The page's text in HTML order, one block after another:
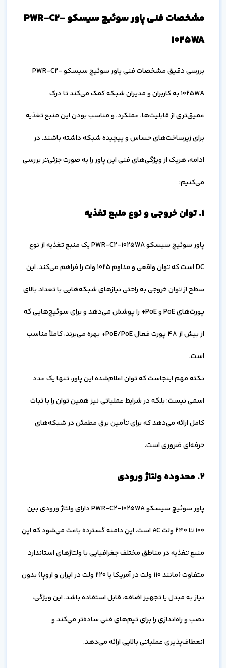
مشخصات فنی پاور سوئیچ سیسکو PWR-C2-
1025WA
بررسی دقیق مشخصات فنی پاور سوئیچ سیسکو PWR-C2-
1025WA به کاربران و مدیران شبکه کمک می‌کند تا درک
عمیق‌تری از قابلیت‌ها، عملکرد، و مناسب‌ بودن این منبع تغذیه
برای زیرساخت‌های حساس و پیچیده شبکه داشته باشند. در
ادامه، هریک از ویژگی‌های فنی این پاور را به صورت جزئی‌تر بررسی
می‌کنیم:
۱. توان خروجی و نوع منبع تغذیه
پاور سوئیچ سیسکو PWR-C2-1025WA یک منبع تغذیه از نوع
DC است که توان واقعی و مداوم 1025 وات را فراهم می‌کند. این
سطح از توان خروجی به راحتی نیازهای شبکه‌هایی با تعداد بالای
پورت‌های PoE و PoE+ را پوشش می‌دهد و برای سوئیچ‌هایی که
از بیش از ۴۸ پورت فعال PoE/PoE+ بهره می‌برند، کاملاً مناسب
است.
نکته مهم اینجاست که توان اعلام‌شده این پاور، تنها یک عدد
اسمی نیست؛ بلکه در شرایط عملیاتی نیز همین توان را با ثبات
کامل ارائه می‌دهد که برای تأمین برق مطمئن در شبکه‌های
حرفه‌ای ضروری است.
۲. محدوده ولتاژ ورودی
پاور سوئیچ سیسکو PWR-C2-1025WA دارای ولتاژ ورودی بین
۱۰۰ تا ۲۴۰ ولت AC است. این دامنه گسترده باعث می‌شود که این
منبع تغذیه در مناطق مختلف جغرافیایی با ولتاژهای استاندارد
متفاوت (مانند 110 ولت در آمریکا یا 220 ولت در ایران و اروپا) بدون
نیاز به مبدل یا تجهیز اضافه، قابل استفاده باشد. این ویژگی،
نصب و راه‌اندازی را برای تیم‌های فنی ساده‌تر می‌کند و
انعطاف‌پذیری عملیاتی بالایی ارائه می‌دهد.